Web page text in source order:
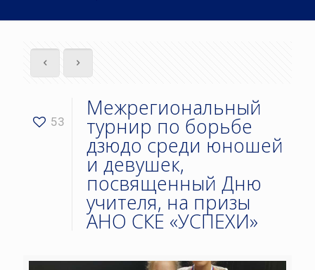
53
Межрегиональный
турнир по борьбе
дзюдо среди юношей
и девушек,
посвященный Дню
учителя, на призы
АНО СКЕ «УСПЕХИ»